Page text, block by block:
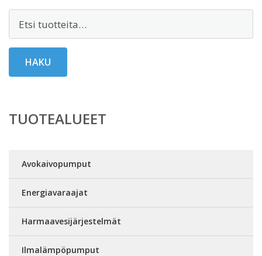
HAKU
TUOTEALUEET
Avokaivopumput
Energiavaraajat
Harmaavesijärjestelmät
Ilmalämpöpumput